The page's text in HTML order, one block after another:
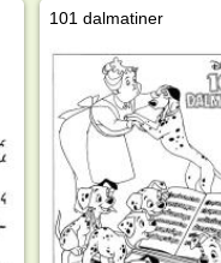
101 dalmatiner